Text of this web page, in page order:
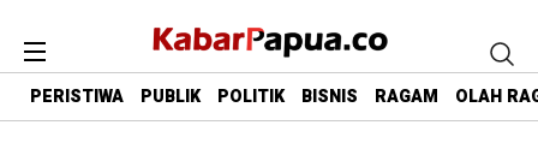
PERISTIWA PUBLIK POLITIK BISNIS RAGAM OLAH